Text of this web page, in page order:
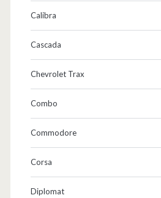
Calibra
Cascada
Chevrolet Trax
Combo
Commodore
Corsa
Diplomat